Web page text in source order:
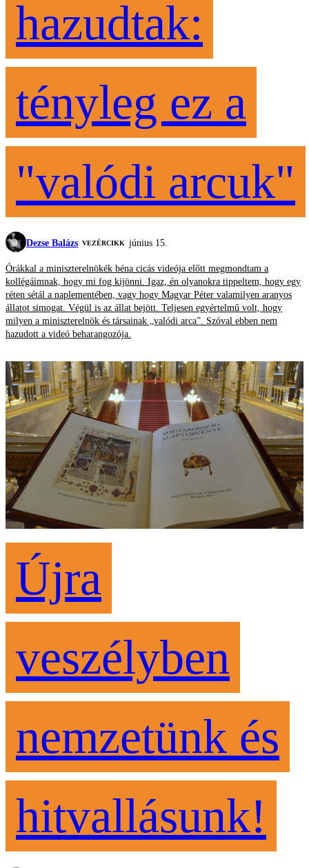
hazudtak:
tényleg ez a
"valódi arcuk"
Dezse Balázs VEZÉRCIKK június 15.
Órákkal a miniszterelnökék béna cicás videója előtt megmondtam a
kollégáimnak, hogy mi fog kijönni. Igaz, én olyanokra tippeltem, hogy egy
réten sétál a naplementében, vagy hogy Magyar Péter valamilyen aranyos
állatot simogat. Végül is az állat bejött. Teljesen egyértelmű volt, hogy
milyen a miniszterelnök és társainak „valódi arca”. Szóval ebben nem
hazudott a videó beharangozója.
Újra
veszélyben
nemzetünk és
hitvallásunk!